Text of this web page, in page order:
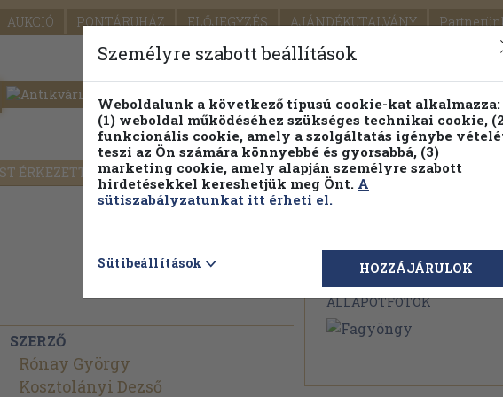
AUKCIÓ PONTÁRUHÁZ ELŐJEGYZÉS AJÁNDÉKUTALVÁNY
SEGÍTSÉG
ÉRKEZETT PILLANATNYI ÁRAINK FENNTARTHATÓ
Részletes kereső Témaköri fa
SZERZŐ
Rónay György
Kosztolányi Dezső
Megvásárolható
ÁLLAPOTFOTÓK
Személyre szabott beállítások
Weboldalunk a következő típusú cookie-kat alkalmazza:
(1) weboldal működéséhez szükséges technikai cookie,
funkcionális cookie, amely a szolgáltatás igénybe
teszi az Ön számára könnyebbé és gyorsabbá, (3)
marketing cookie, amely alapján személyre szabott
hirdetésekkel kereshetjük meg Önt. A
sütiszabályzatunkat itt érheti el.
Sütibeállítások HOZZÁJÁRULOK